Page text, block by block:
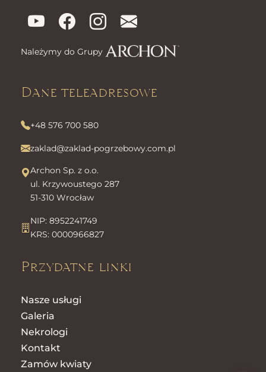
Należymy do Grupy
Dane teleadresowe
+48 576 700 580
zaklad@zaklad-pogrzebowy.com.pl
Archon Sp. z o.o.
ul. Krzywoustego 287
51-310 Wrocław
NIP: 8952241749
KRS: 0000966827
Przydatne linki
Nasze usługi
Galeria
Nekrologi
Kontakt
Zamów kwiaty